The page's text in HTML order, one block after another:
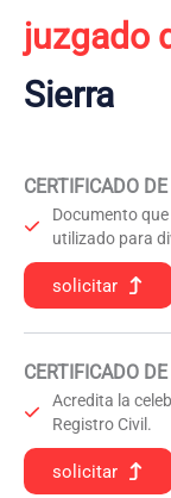
juzgado
Sierra
CERTIFICADO
Documento
utilizado para
solicitar
CERTIFICADO
Acredita la
Registro Civil.
solicitar